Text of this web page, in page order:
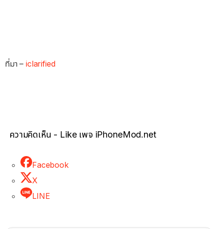
ที่มา –iclarified
ความคิดเห็น - Like เพจ iPhoneMod.net
Facebook
X
LINE